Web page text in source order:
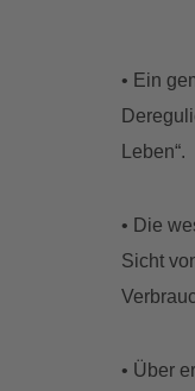
• Ein
Leben“.
• Die
Sicht
• Über